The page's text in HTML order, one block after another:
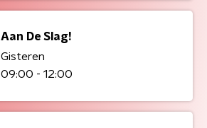
Aan De Slag!
Gisteren
09:00 - 12:00